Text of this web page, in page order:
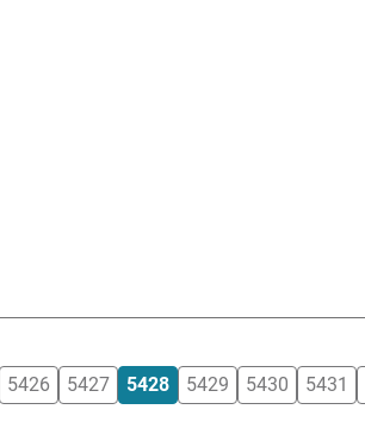
5426 5427 5428 5429 5430 5431